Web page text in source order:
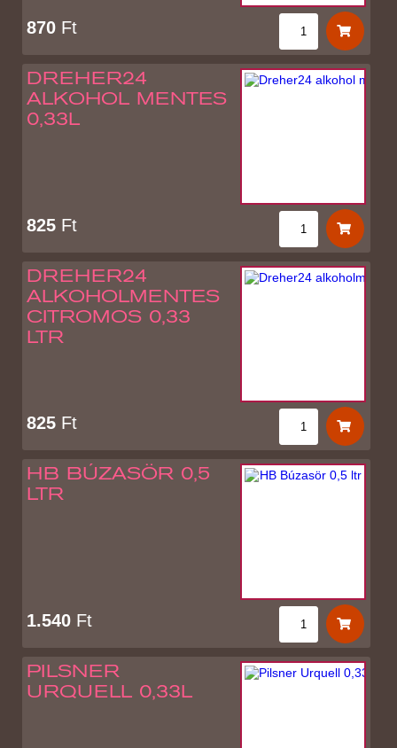
870 Ft
DREHER24
ALKOHOL MENTES
0,33L
825 Ft
DREHER24
ALKOHOLMENTES
CITROMOS 0,33
LTR
825 Ft
HB BÚZASÖR 0,5
LTR
1.540 Ft
PILSNER
URQUELL 0,33L